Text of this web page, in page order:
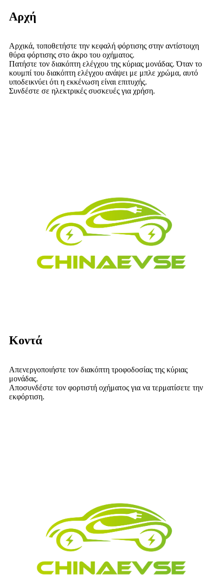
Αρχή
Αρχικά, τοποθετήστε την κεφαλή φόρτισης στην αντίστοιχη
θύρα φόρτισης στο άκρο του οχήματος.
Πατήστε τον διακόπτη ελέγχου της κύριας μονάδας. Όταν το
κουμπί του διακόπτη ελέγχου ανάψει με μπλε χρώμα, αυτό
υποδεικνύει ότι η εκκένωση είναι επιτυχής.
Συνδέστε σε ηλεκτρικές συσκευές για χρήση.
Κοντά
Απενεργοποιήστε τον διακόπτη τροφοδοσίας της κύριας
μονάδας.
Αποσυνδέστε τον φορτιστή οχήματος για να τερματίσετε την
εκφόρτιση.